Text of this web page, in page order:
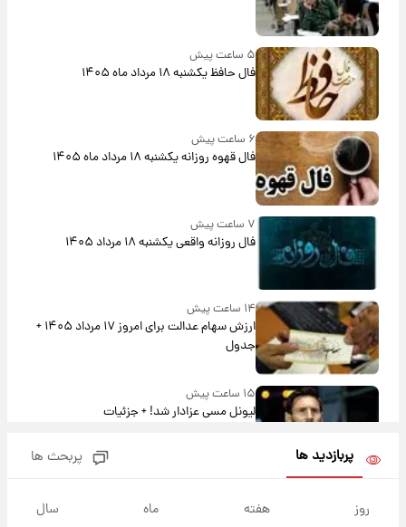
۵ ساعت پیش
فال حافظ یکشنبه ۱۸ مرداد ماه ۱۴۰۵
۶ ساعت پیش
فال قهوه روزانه یکشنبه ۱۸ مرداد ماه ۱۴۰۵
۷ ساعت پیش
فال روزانه واقعی یکشنبه ۱۸ مرداد ۱۴۰۵
۱۴ ساعت پیش
ارزش سهام عدالت برای امروز ۱۷ مرداد ۱۴۰۵ +
جدول
۱۵ ساعت پیش
لیونل مسی عزادار شد! + جزئیات
جهانی در آمریکا + فیلم
پربازدید ها پربحث ها
روز هفته ماه سال